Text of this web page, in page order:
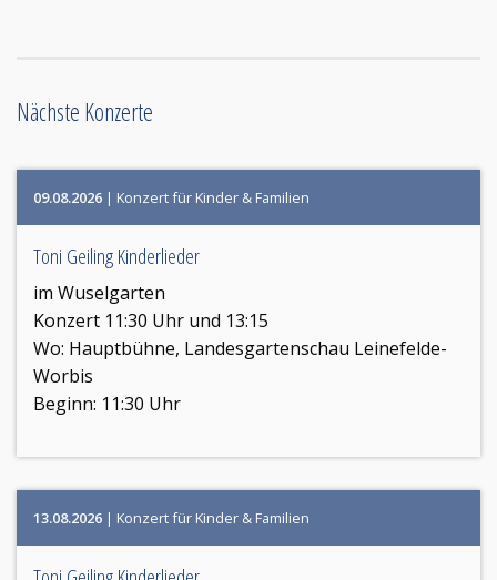
Nächste Konzerte
09.08.2026 | Konzert für Kinder & Familien
Toni Geiling Kinderlieder
im Wuselgarten
Konzert 11:30 Uhr und 13:15
Wo: Hauptbühne, Landesgartenschau Leinefelde-
Worbis
Beginn: 11:30 Uhr
13.08.2026 | Konzert für Kinder & Familien